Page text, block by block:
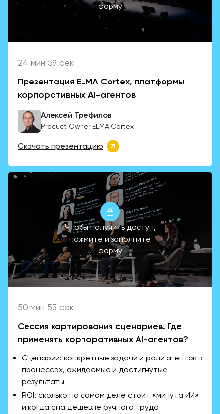
форму
24 мин 59 сек
Презентация ELMA Cortex, платформы
корпоративных AI-агентов
Алексей Трефилов
Product Owner ELMA Cortex
Скачать презентацию
Чтобы получить доступ,
нажмите и заполните
форму
50 мин 53 сек
Сессия картирования сценариев. Где
применять корпоративных AI-агентов?
Сценарии: конкретные задачи и роли агентов в
процессах, ожидаемые и достигнутые
результаты
ROI: сколько на самом деле стоит «минута ИИ»
и когда она дешевле ручного труда